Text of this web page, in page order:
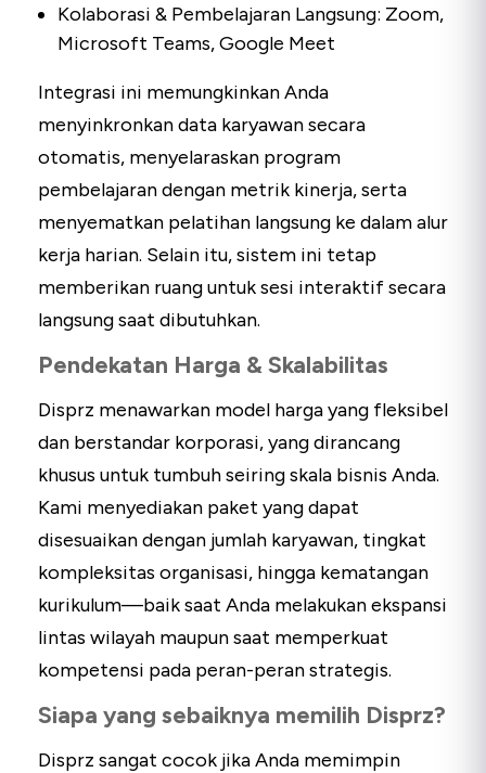
Kolaborasi & Pembelajaran Langsung: Zoom,
Microsoft Teams, Google Meet
Integrasi ini memungkinkan Anda
menyinkronkan data karyawan secara
otomatis, menyelaraskan program
pembelajaran dengan metrik kinerja, serta
menyematkan pelatihan langsung ke dalam alur
kerja harian. Selain itu, sistem ini tetap
memberikan ruang untuk sesi interaktif secara
langsung saat dibutuhkan.
Pendekatan Harga & Skalabilitas
Disprz menawarkan model harga yang fleksibel
dan berstandar korporasi, yang dirancang
khusus untuk tumbuh seiring skala bisnis Anda.
Kami menyediakan paket yang dapat
disesuaikan dengan jumlah karyawan, tingkat
kompleksitas organisasi, hingga kematangan
kurikulum—baik saat Anda melakukan ekspansi
lintas wilayah maupun saat memperkuat
kompetensi pada peran-peran strategis.
Siapa yang sebaiknya memilih Disprz?
Disprz sangat cocok jika Anda memimpin